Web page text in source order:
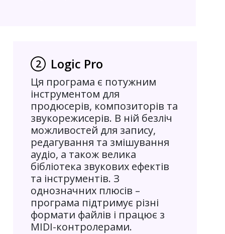
2 Logic Pro
Ця програма є потужним
інструментом для
продюсерів, композиторів та
звукорежисерів. В ній безліч
можливостей для запису,
редагування та змішування
аудіо, а також велика
бібліотека звукових ефектів
та інструментів. З
однозначних плюсів –
програма підтримує різні
формати файлів і працює з
MIDI-контролерами.